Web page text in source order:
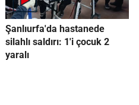
Şanlıurfa'da hastanede
silahlı saldırı: 1'i çocuk 2
yaralı